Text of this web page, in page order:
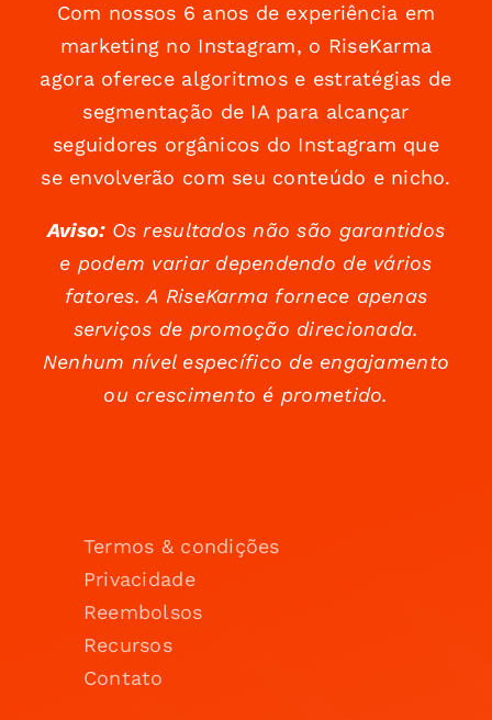
Com nossos 6 anos de experiência em
marketing no Instagram, o RiseKarma
agora oferece algoritmos e estratégias de
segmentação de IA para alcançar
seguidores orgânicos do Instagram que
se envolverão com seu conteúdo e nicho.
Aviso:Os resultados não são garantidos
e podem variar dependendo de vários
fatores. A RiseKarma fornece apenas
serviços de promoção direcionada.
Nenhum nível específico de engajamento
ou crescimento é prometido.
Termos & condições
Privacidade
Reembolsos
Recursos
Contato